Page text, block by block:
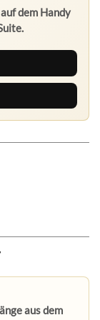
dem Handy
aus dem